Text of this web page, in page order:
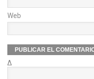
Web
Δ